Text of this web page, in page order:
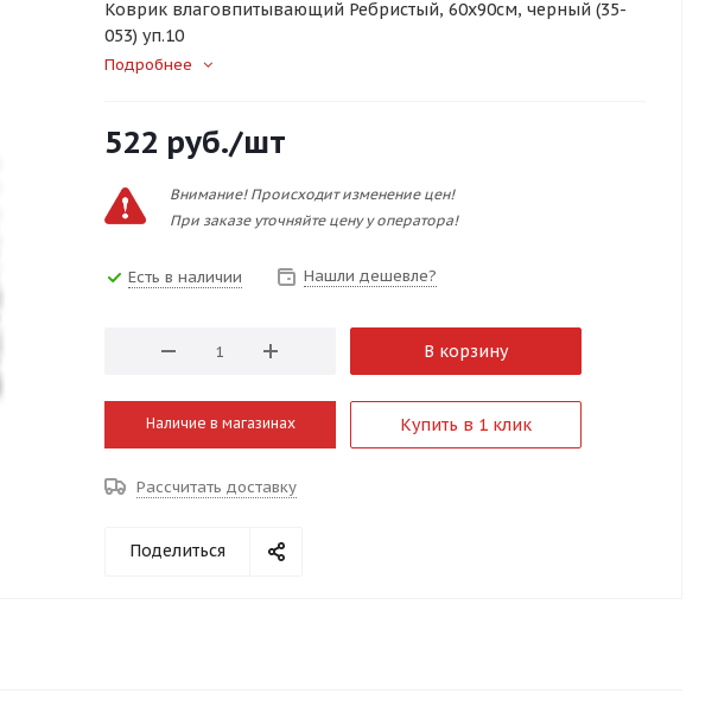
Коврик влаговпитывающий Ребристый, 60х90см, черный (35-
053) уп.10
Подробнее
522 руб./шт
Внимание! Происходит изменение цен!
При заказе уточняйте цену у оператора!
Есть в наличии Нашли дешевле?
В корзину
Наличие в магазинах Купить в 1 клик
Рассчитать доставку
Поделиться